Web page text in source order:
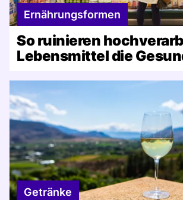
Ernährungsformen
So ruinieren
Lebensmittel die
Getränke